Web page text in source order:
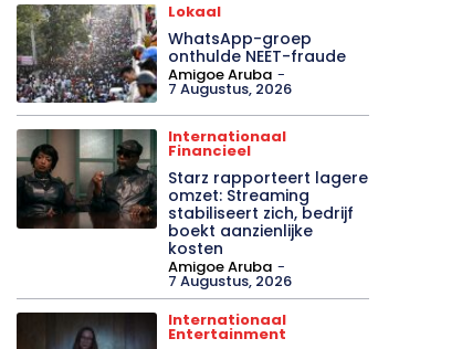
Lokaal
WhatsApp-groep
onthulde NEET-fraude
Amigoe Aruba -
7 Augustus, 2026
Internationaal
Financieel
Starz rapporteert lagere
omzet: Streaming
stabiliseert zich, bedrijf
boekt aanzienlijke
kosten
Amigoe Aruba -
7 Augustus, 2026
Internationaal
Entertainment